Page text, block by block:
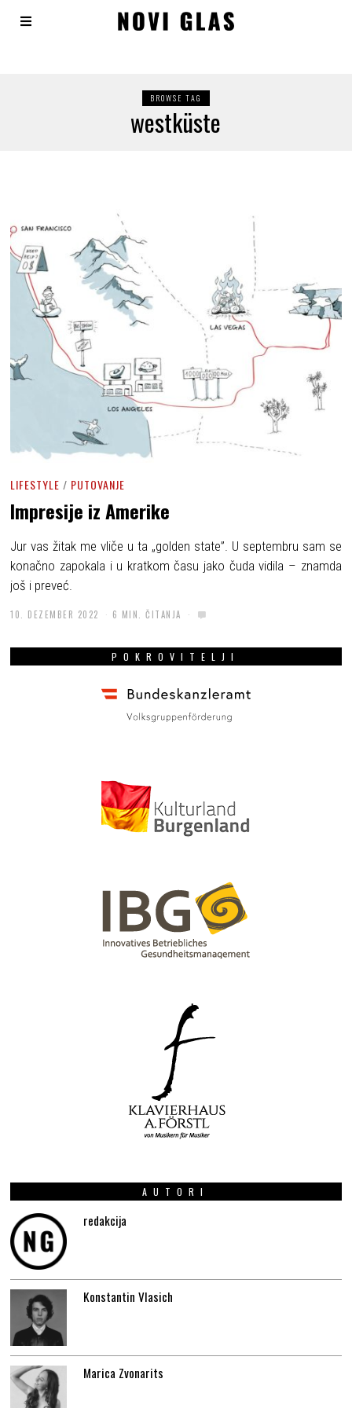
BROWSE TAG
westküste
LIFESTYLE / PUTOVANJE
Impresije iz Amerike
Jur vas žitak me vliče u ta „golden state”. U septembru sam se
konačno zapokala i u kratkom času jako čuda vidila – znamda
još i preveć.
10. DEZEMBER 2022 6 MIN. ČITANJA
POKROVITELJI
AUTORI
redakcija
Konstantin Vlasich
Marica Zvonarits